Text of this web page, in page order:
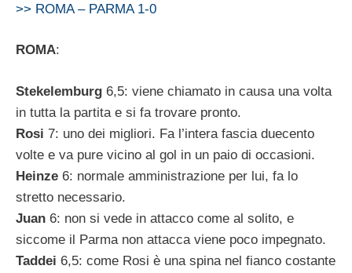
>> ROMA – PARMA 1-0
ROMA:
Stekelemburg 6,5: viene chiamato in causa una volta
in tutta la partita e si fa trovare pronto.
Rosi 7: uno dei migliori. Fa l’intera fascia duecento
volte e va pure vicino al gol in un paio di occasioni.
Heinze 6: normale amministrazione per lui, fa lo
stretto necessario.
Juan 6: non si vede in attacco come al solito, e
siccome il Parma non attacca viene poco impegnato.
Taddei 6,5: come Rosi è una spina nel fianco costante